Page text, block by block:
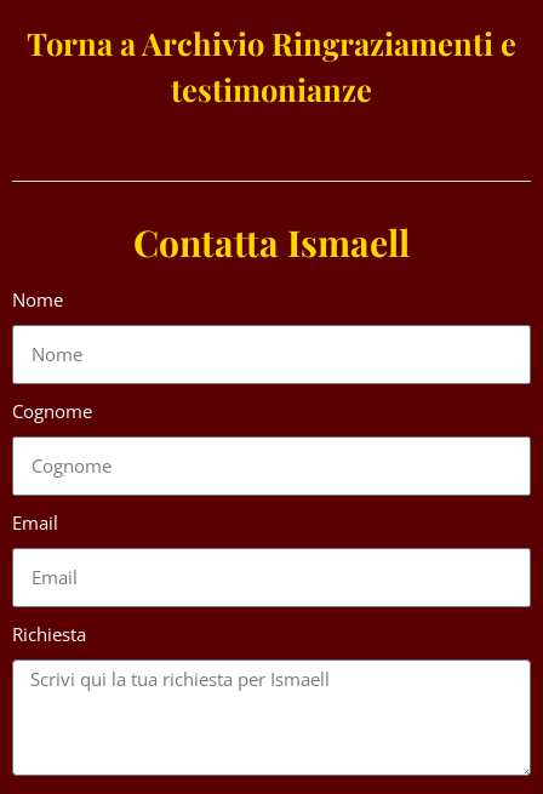
Torna a Archivio Ringraziamenti e
testimonianze
Contatta Ismaell
Nome
Cognome
Email
Richiesta